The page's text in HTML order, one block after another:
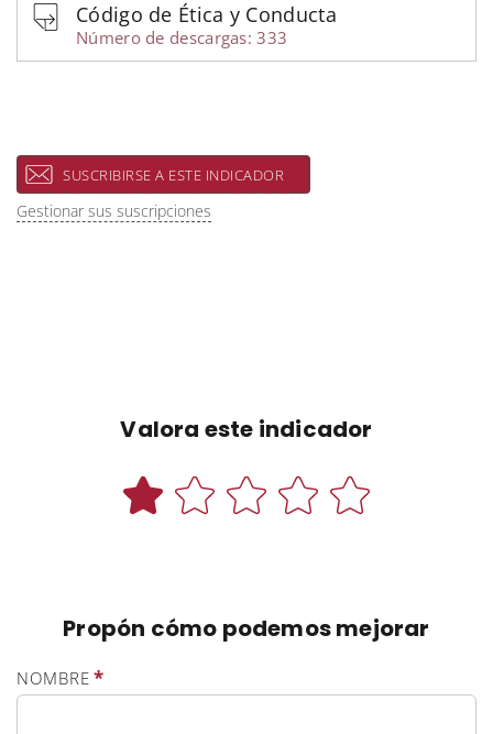
Código de Ética y Conducta
Número de descargas: 333
SUSCRIBIRSE A ESTE INDICADOR
Gestionar sus suscripciones
Valora este indicador
Propón cómo podemos mejorar
NOMBRE *